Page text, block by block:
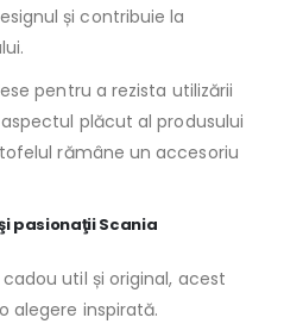
și contribuie la
pentru a rezista utilizării
plăcut al produsului
rămâne un accesoriu
pasionaţii Scania
util și original, acest
alegere inspirată.